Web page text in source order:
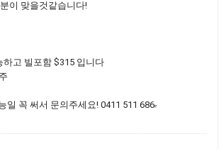
이 맞을것같습니다!
고 빌포함 $315 입니다
일 꼭 써서 문의주세요! 0411 511 686